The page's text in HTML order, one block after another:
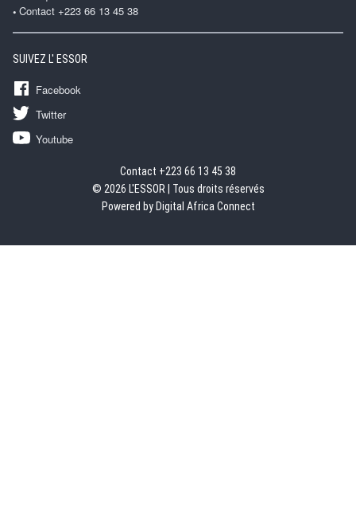
Contact +223 66 13 45 38
SUIVEZ L' ESSOR
Facebook
Twitter
Youtube
Contact +223 66 13 45 38
© 2026 L'ESSOR | Tous droits réservés
Powered by Digital Africa Connect